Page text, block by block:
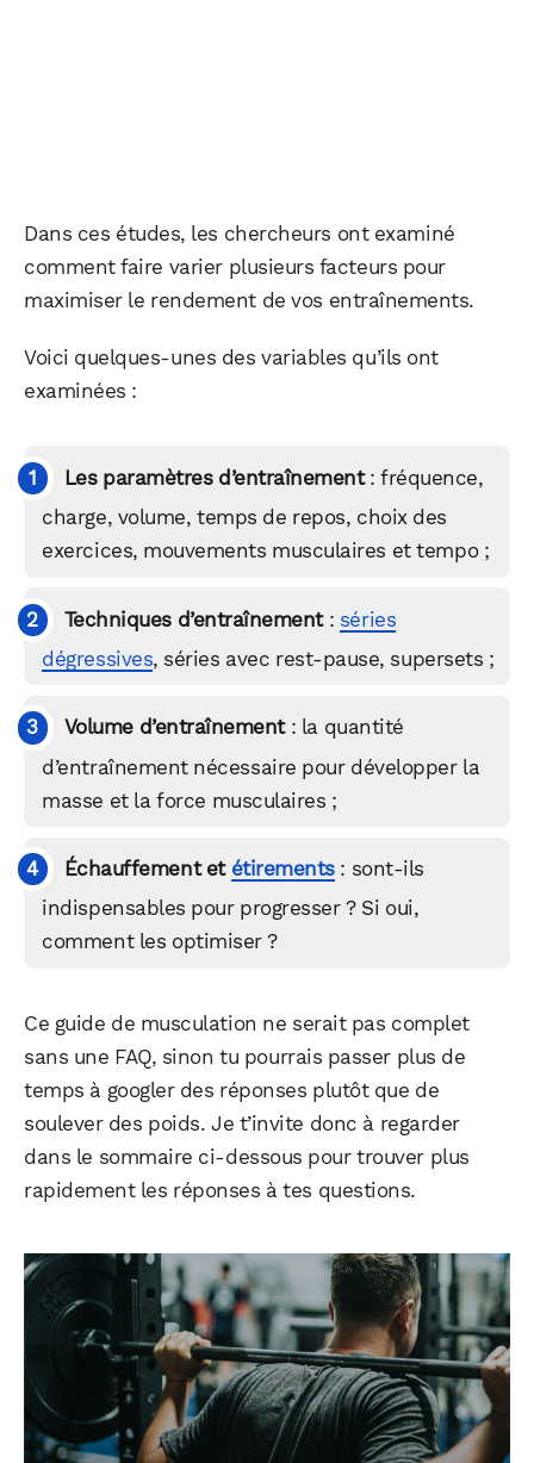
Dans ces études, les chercheurs ont examiné
comment faire varier plusieurs facteurs pour
maximiser le rendement de vos entraînements.
Voici quelques-unes des variables qu’ils ont
examinées :
Les paramètres d’entraînement: fréquence,
charge, volume, temps de repos, choix des
exercices, mouvements musculaires et tempo ;
Techniques d’entraînement: séries
dégressives, séries avec rest-pause, supersets ;
Volume d’entraînement: la quantité
d’entraînement nécessaire pour développer la
masse et la force musculaires ;
Échauffement et étirements: sont-ils
indispensables pour progresser ? Si oui,
comment les optimiser ?
Ce guide de musculation ne serait pas complet
sans une FAQ, sinon tu pourrais passer plus de
temps à googler des réponses plutôt que de
soulever des poids. Je t’invite donc à regarder
dans le sommaire ci-dessous pour trouver plus
rapidement les réponses à tes questions.